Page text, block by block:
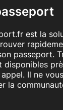
est la
passeport.
disponibles
Il ne
la